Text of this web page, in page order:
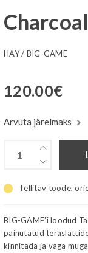
Charcoal
HAY/ BIG-GAME
120.00€
Arvuta järelmaks
Tellitav toode,
BIG-GAME'i loodud
painutatud
kinnitada ja väga